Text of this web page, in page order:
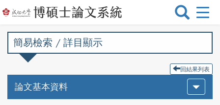
選
切
簡易檢索 / 詳目顯示
回結果列表
論文基本資料